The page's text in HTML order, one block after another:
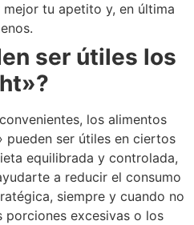
tu apetito y, en última
ser útiles los
los alimentos
pueden ser útiles en ciertos
equilibrada y controlada,
a reducir el consumo
siempre y cuando no
porciones excesivas o los